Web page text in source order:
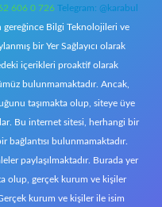
606 0 726 Telegram: @karabul
gereğince Bilgi Teknolojileri ve
bir Yer Sağlayıcı olarak
içerikleri proaktif olarak
bulunmamaktadır. Ancak,
taşımakta olup, siteye üye
Bu internet sitesi, herhangi bir
bağlantısı bulunmamaktadır.
paylaşılmaktadır. Burada yer
olup, gerçek kurum ve kişiler
kurum ve kişiler ile isim